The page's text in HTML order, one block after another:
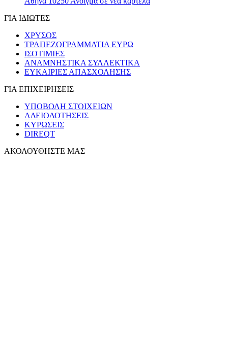
ΓΙΑ ΙΔΙΩΤΕΣ
ΧΡΥΣΟΣ
ΤΡΑΠΕΖΟΓΡΑΜΜΑΤΙΑ ΕΥΡΩ
ΙΣΟΤΙΜΙΕΣ
ΑΝΑΜΝΗΣΤΙΚΑ ΣΥΛΛΕΚΤΙΚΑ
ΕΥΚΑΙΡΙΕΣ ΑΠΑΣΧΟΛΗΣΗΣ
ΓΙΑ ΕΠΙΧΕΙΡΗΣΕΙΣ
ΥΠΟΒΟΛΗ ΣΤΟΙΧΕΙΩΝ
ΑΔΕΙΟΔΟΤΗΣΕΙΣ
ΚΥΡΩΣΕΙΣ
DIREQT
ΑΚΟΛΟΥΘΗΣΤΕ ΜΑΣ